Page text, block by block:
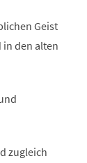
Geist
in den alten
zugleich